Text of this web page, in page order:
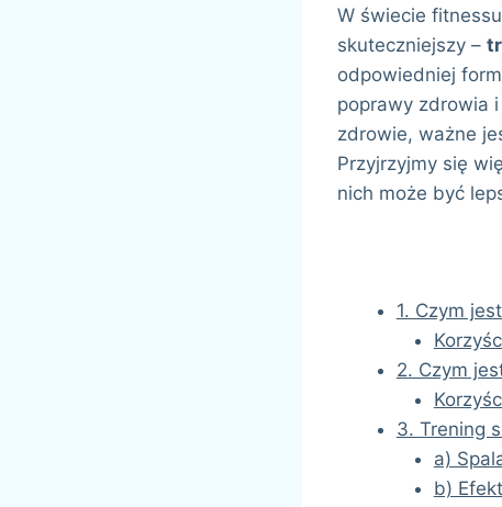
W świecie
skuteczniejszy –
odpowiedniej
poprawy zdrowia
zdrowie, ważne
Przyjrzyjmy się
nich może być
1. Czym
2. Czym
3. Trening
a)
b)